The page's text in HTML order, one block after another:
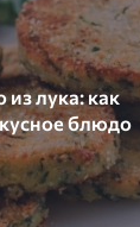
лука: как
блюдо